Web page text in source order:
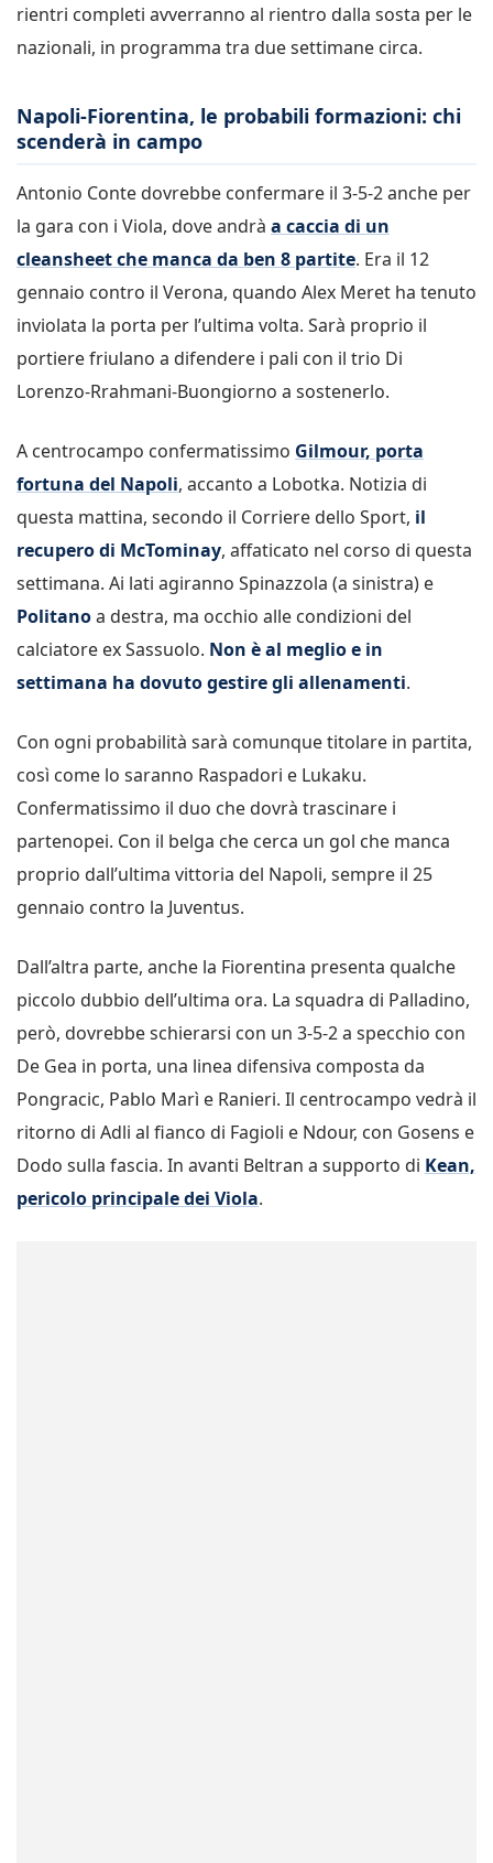
rientri completi avverranno al rientro dalla sosta per le
nazionali, in programma tra due settimane circa.
Napoli-Fiorentina, le probabili formazioni: chi
scenderà in campo
Antonio Conte dovrebbe confermare il 3-5-2 anche per
la gara con i Viola, dove andrà a caccia di un
cleansheet che manca da ben 8 partite. Era il 12
gennaio contro il Verona, quando Alex Meret ha tenuto
inviolata la porta per l’ultima volta. Sarà proprio il
portiere friulano a difendere i pali con il trio Di
Lorenzo-Rrahmani-Buongiorno a sostenerlo.
A centrocampo confermatissimo Gilmour, porta
fortuna del Napoli, accanto a Lobotka. Notizia di
questa mattina, secondo il Corriere dello Sport, il
recupero di McTominay, affaticato nel corso di questa
settimana. Ai lati agiranno Spinazzola (a sinistra) e
Politanoa destra, ma occhio alle condizioni del
calciatore ex Sassuolo. Non è al meglio e in
settimana ha dovuto gestire gli allenamenti.
Con ogni probabilità sarà comunque titolare in partita,
così come lo saranno Raspadori e Lukaku.
Confermatissimo il duo che dovrà trascinare i
partenopei. Con il belga che cerca un gol che manca
proprio dall’ultima vittoria del Napoli, sempre il 25
gennaio contro la Juventus.
Dall’altra parte, anche la Fiorentina presenta qualche
piccolo dubbio dell’ultima ora. La squadra di Palladino,
però, dovrebbe schierarsi con un 3-5-2 a specchio con
De Gea in porta, una linea difensiva composta da
Pongracic, Pablo Marì e Ranieri. Il centrocampo vedrà il
ritorno di Adli al fianco di Fagioli e Ndour, con Gosens e
Dodo sulla fascia. In avanti Beltran a supporto di Kean,
pericolo principale dei Viola.